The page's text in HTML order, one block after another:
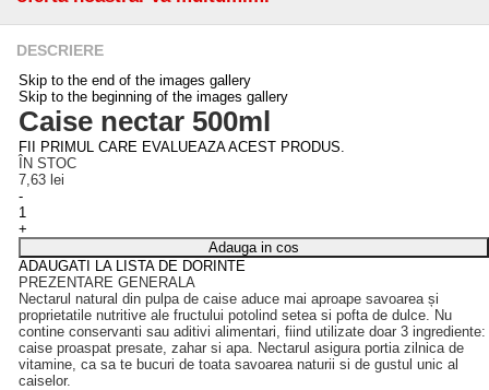
DESCRIERE
Skip to the end of the images gallery
Skip to the beginning of the images gallery
Caise nectar 500ml
FII PRIMUL CARE EVALUEAZA ACEST PRODUS.
ÎN STOC
7,63 lei
-
+
Adauga in cos
ADAUGATI LA LISTA DE DORINTE
PREZENTARE GENERALA
Nectarul natural din pulpa de caise aduce mai aproape savoarea și
proprietatile nutritive ale fructului potolind setea si pofta de dulce. Nu
contine conservanti sau aditivi alimentari, fiind utilizate doar 3 ingrediente:
caise proaspat presate, zahar si apa. Nectarul asigura portia zilnica de
vitamine, ca sa te bucuri de toata savoarea naturii si de gustul unic al
caiselor.